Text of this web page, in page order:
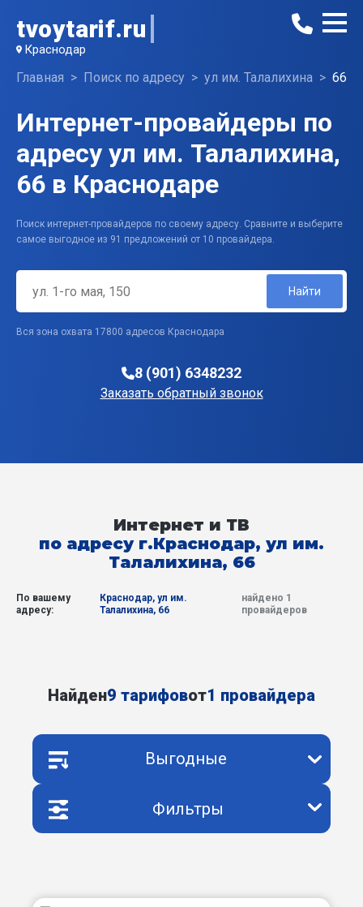
tvoytarif.ru
Краснодар
Главная Поиск по адресу ул им. Талалихина 66
Интернет-провайдеры по
адресу ул им. Талалихина,
66 в Краснодаре
Поиск интернет-провайдеров по своему адресу. Сравните и выберите
самое выгодное из 91 предложений от 10 провайдера.
Найти
Вся зона охвата 17800 адресов Краснодара
8 (901) 6348232
Заказать обратный звонок
Интернет и ТВ
по адресу г.Краснодар, ул им.
Талалихина, 66
По вашему
адресу:
Краснодар, ул им.
Талалихина, 66
найдено 1
провайдеров
Найден9 тарифовот1 провайдера
Выгодные
Фильтры